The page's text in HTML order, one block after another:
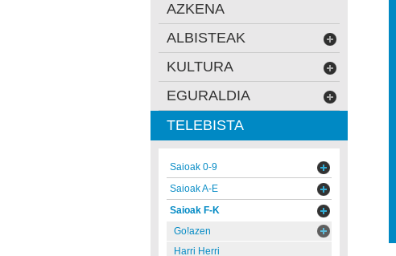
AZKENA
ALBISTEAK
KULTURA
EGURALDIA
TELEBISTA
Saioak 0-9
Saioak A-E
Saioak F-K
Go!azen
Harri Herri